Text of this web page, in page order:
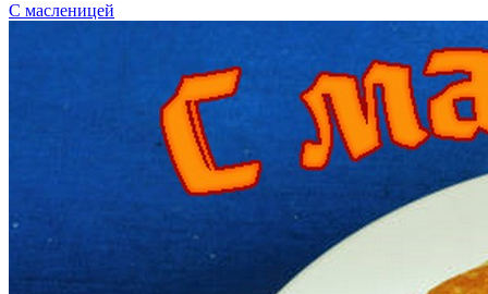
С масленицей